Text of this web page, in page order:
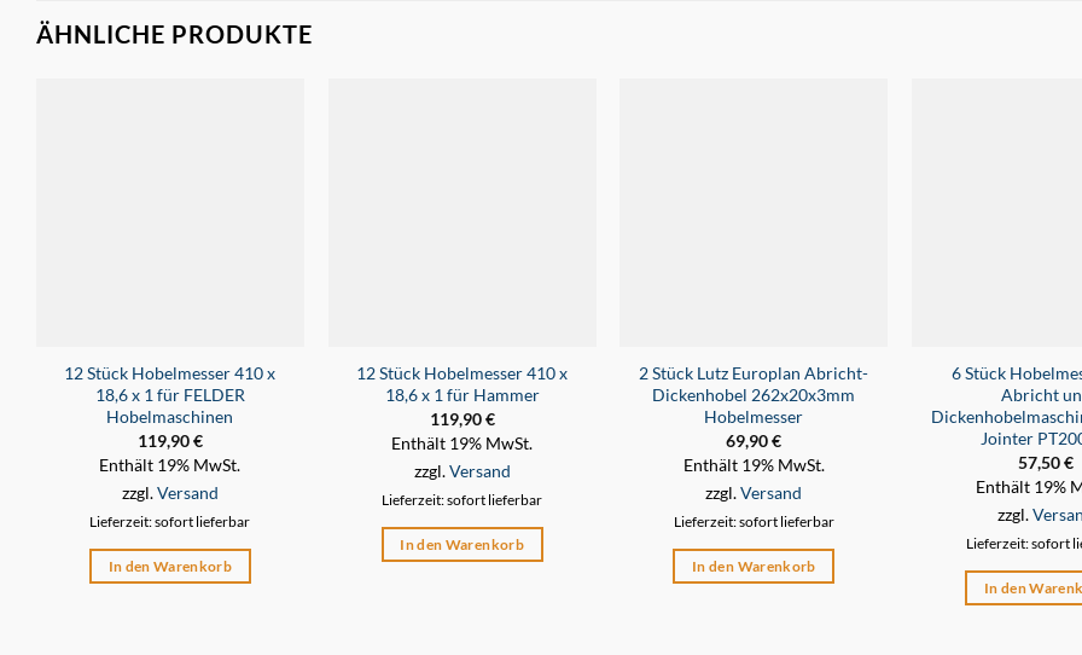
ÄHNLICHE PRODUKTE
12 Stück Hobelmesser 410 x
18,6 x 1 für FELDER
Hobelmaschinen
119,90€
Enthält 19% MwSt.
zzgl.Versand
Lieferzeit: sofort lieferbar
In den Warenkorb
12 Stück Hobelmesser 410 x
18,6 x 1 für Hammer
119,90€
Enthält 19% MwSt.
zzgl.Versand
Lieferzeit: sofort lieferbar
In den Warenkorb
2 Stück Lutz Europlan Abricht-
Dickenhobel 262x20x3mm
Hobelmesser
69,90€
Enthält 19% MwSt.
zzgl.Versand
Lieferzeit: sofort lieferbar
In den Warenkorb
6 Stück
Abricht
Jointer
57,50€
Enthält 19%
zzgl.
Lieferzeit: sofort
In den